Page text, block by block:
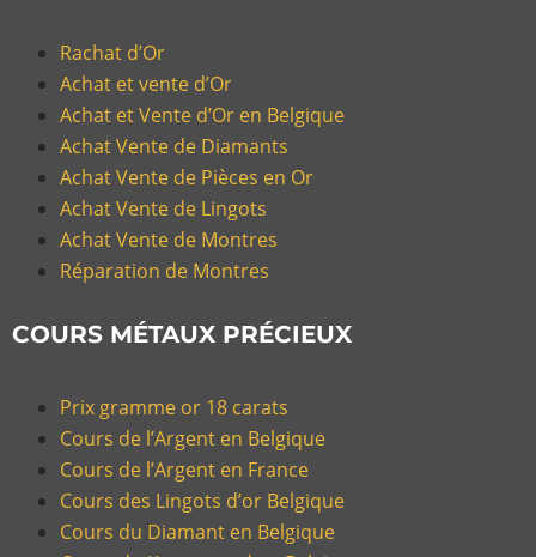
Rachat d’Or
Achat et vente d’Or
Achat et Vente d’Or en Belgique
Achat Vente de Diamants
Achat Vente de Pièces en Or
Achat Vente de Lingots
Achat Vente de Montres
Réparation de Montres
COURS MÉTAUX PRÉCIEUX
Prix gramme or 18 carats
Cours de l’Argent en Belgique
Cours de l’Argent en France
Cours des Lingots d’or Belgique
Cours du Diamant en Belgique